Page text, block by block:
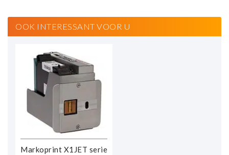
OOK INTERESSANT VOOR U
Markoprint X1JET serie